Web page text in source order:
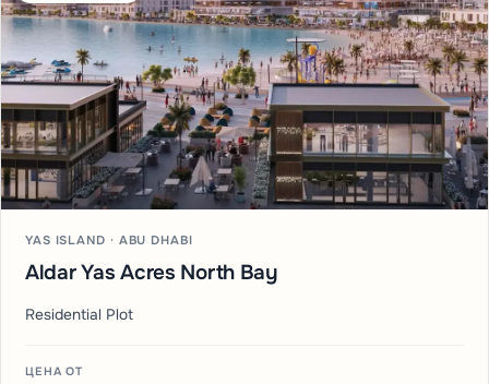
YAS ISLAND · ABU DHABI
Aldar Yas Acres North Bay
Residential Plot
ЦЕНА ОТ